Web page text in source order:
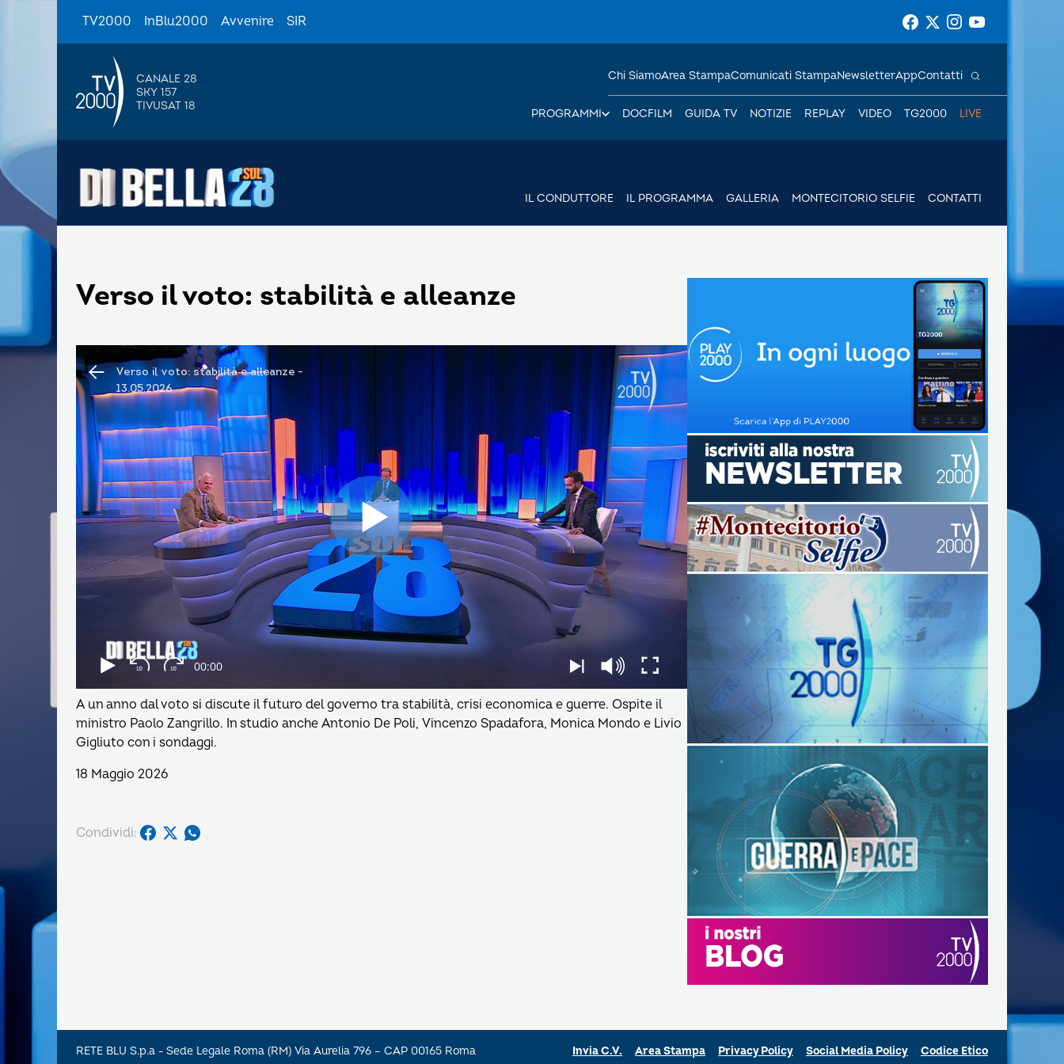
TV2000 InBlu2000 Avvenire SIR
CANALE 28
SKY 157
TIVUSAT 18
PROGRAMMI DOCFILM GUIDA TV NOTIZIE REPLAY VIDEO TG2000 LIVE
Chi SiamoArea StampaComunicati StampaNewsletterAppContatti
IL CONDUTTORE IL PROGRAMMA GALLERIA MONTECITORIO SELFIE CONTATTI
Verso il voto: stabilità e alleanze
A un anno dal voto si discute il futuro del governo tra stabilità, crisi economica e guerre. Ospite il
ministro Paolo Zangrillo. In studio anche Antonio De Poli, Vincenzo Spadafora, Monica Mondo e Livio
Gigliuto con i sondaggi.
18 Maggio 2026
Condividi:
RETE BLU S.p.a - Sede Legale Roma (RM) Via Aurelia 796 – CAP 00165 Roma Invia C.V. Area Stampa Privacy Policy Social Media Policy Codice Etico